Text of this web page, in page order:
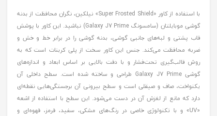
با استفاده از کاور «Super Frosted Shield» نیلکین، نگران محافظت از بدنه
گوشی موبایلتان (سامسونگ Galaxy J7 Prime) نباشید. این کاور با پوشش
قاب پشتی و لبه‌های جانبی گوشی، بدنه گوشی را در برابر خط و خش و
ضربه محافظت می‌کند. جنس این کاور سخت از پلی کربنات است که به
روش قالب‌گیری تحت‌فشار و با دقت بالایی بر اساس ابعاد و اندازه‌های
گوشی Galaxy J7 Prime طراحی و ساخته شده است. سطح داخلی آن
یکنواخت، صاف و صیقلی است و سطح بیرونی آن برجستگی‌هایی نقطه‌ای
دارد که مانع از لغزش آن در دست می‌شود. این سطح با استفاده از اشعه
«UV» و با تکنولوژی خاصی در رنگ‌های مشکی، سفید، قرمز، قهوه‌ای و